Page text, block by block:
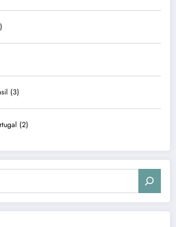
(3)
(2)